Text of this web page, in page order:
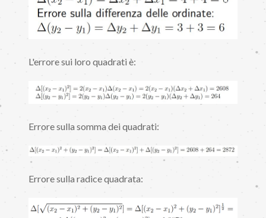
L'errore sui loro quadrati è:
Errore sulla somma dei quadrati:
Errore sulla radice quadrata: